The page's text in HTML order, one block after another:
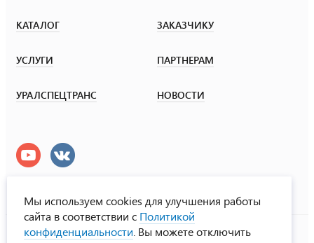
КАТАЛОГ ЗАКАЗЧИКУ
УСЛУГИ ПАРТНЕРАМ
УРАЛСПЕЦТРАНС НОВОСТИ
УралСпецТранс
Мы используем cookies для улучшения работы
сайта в соответствии с Политикой
конфиденциальности . Вы можете отключить